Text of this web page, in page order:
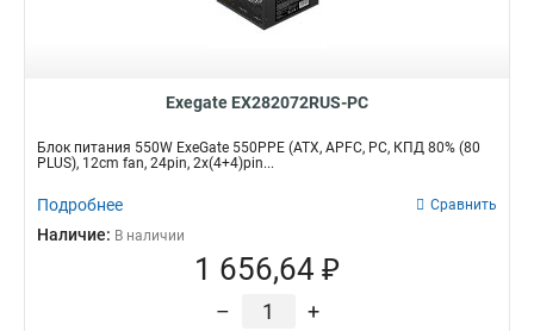
Exegate EX282072RUS-PC
Блок питания 550W ExeGate 550PPE (ATX, APFC, PC, КПД 80% (80
PLUS), 12cm fan, 24pin, 2x(4+4)pin...
Подробнее Сравнить
Наличие: В наличии
1 656,64 ₽
– +